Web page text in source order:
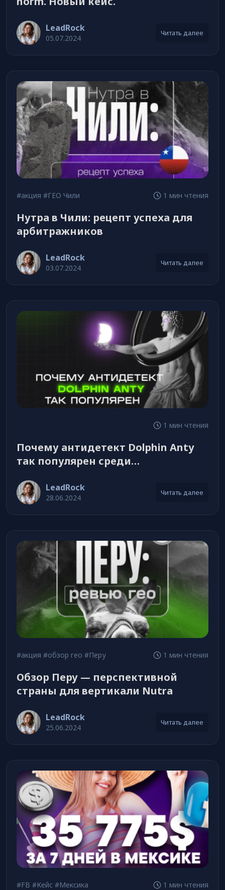
LeadRock
05.07.2024
Читать далее
#акция #ГЕО Чили 1 мин чтения
Нутра в Чили: рецепт успеха для
арбитражников
LeadRock
03.07.2024
Читать далее
1 мин чтения
Почему антидетект Dolphin Anty
так популярен среди
LeadRock
28.06.2024
Читать далее
#акция #обзор гео #Перу 1 мин чтения
Обзор Перу — перспективной
страны для вертикали Nutra
LeadRock
25.06.2024
Читать далее
#FB #Кейс #Мексика 1 мин чтения